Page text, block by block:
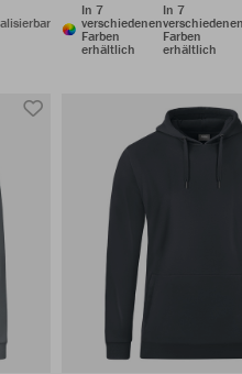
In 7
verschiedenen
Farben
erhältlich
In 7
Farben
erhältlich